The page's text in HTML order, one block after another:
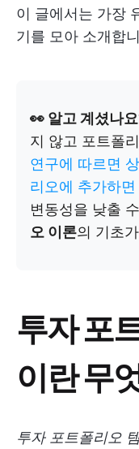
이 글에서는 가장
기를 모아 소개합
👀 알고 계셨나
지 않고 포트폴
연구에 따르면
리오에 추가하면
변동성을 낮출 수
오 이론의 기초
투자 포
이란 무
투자 포트폴리오